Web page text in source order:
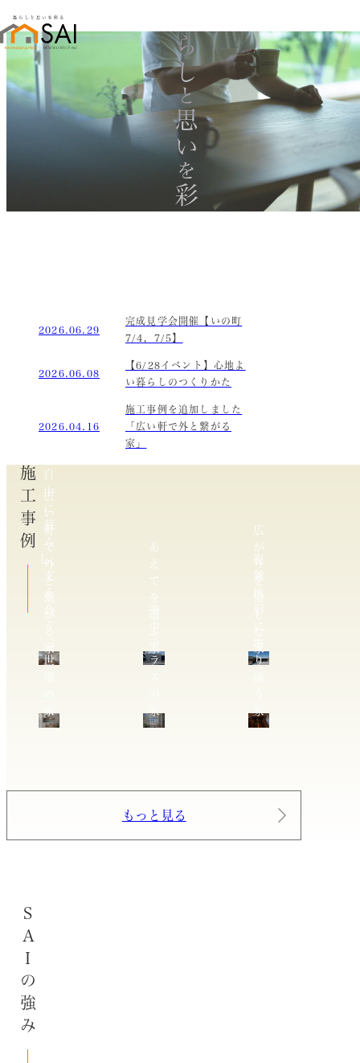
暮らし
と
思い
を
彩る
2026.06.29
完成見学会開催【いの町
7/4，7/5】
2026.06.08
【6/28イベント】心地よ
い暮らしのつくりかた
2026.04.16
施工事例を追加しました
「広い軒で外と繋がる
家」
施工事例
広
い
軒
で
外
と
繋
が
る
あ
え
て
を
選
広
が
り
を
愉
し
自
由
に
暮
ら
し、
支
え
合
う
世
家
空
ラ
家
複
雑
地
形
り
家
もっと見る
SAIの強み